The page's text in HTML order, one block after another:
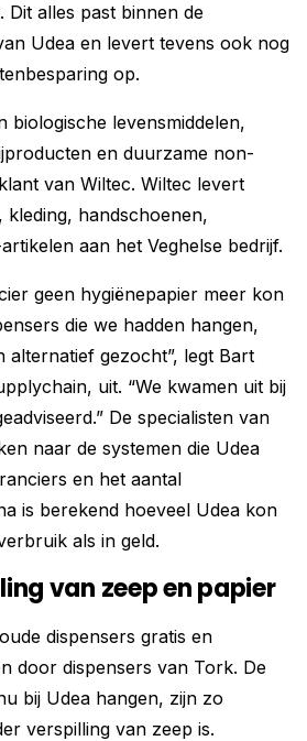
Dit alles past binnen de
Udea en levert tevens ook nog
op.
biologische levensmiddelen,
en duurzame non-
van Wiltec. Wiltec levert
kleding, handschoenen,
aan het Veghelse bedrijf.
geen hygiënepapier meer kon
die we hadden hangen,
alternatief gezocht”, legt Bart
uit. “We kwamen uit bij
De specialisten van
naar de systemen die Udea
en het aantal
is berekend hoeveel Udea kon
als in geld.
van zeep en papier
dispensers gratis en
door dispensers van Tork. De
bij Udea hangen, zijn zo
verspilling van zeep is.